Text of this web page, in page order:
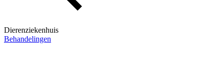
Dierenziekenhuis
Behandelingen